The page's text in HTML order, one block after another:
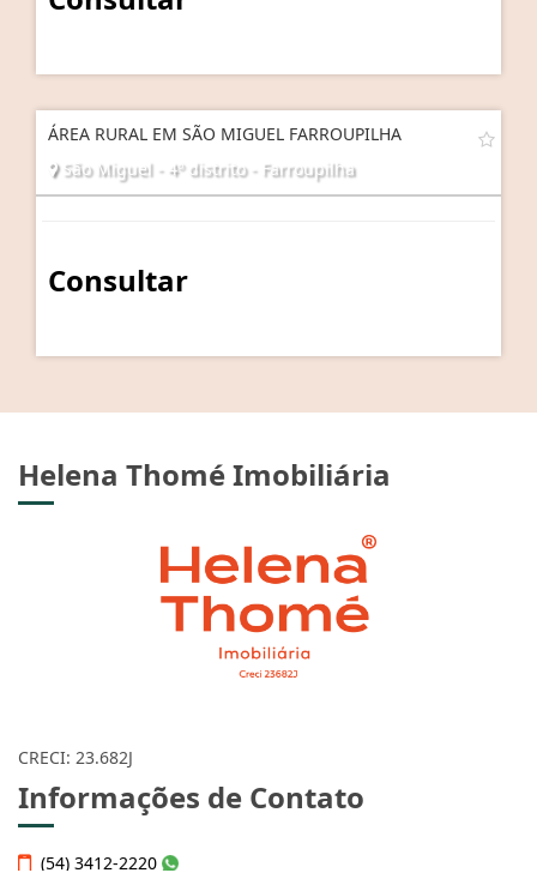
ÁREA RURAL EM SÃO MIGUEL FARROUPILHA
São Miguel - 4º distrito - Farroupilha
Consultar
Helena Thomé Imobiliária
CRECI: 23.682J
Informações de Contato
(54) 3412-2220